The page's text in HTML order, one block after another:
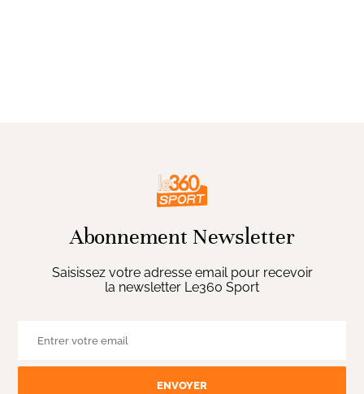
Abonnement Newsletter
Saisissez votre adresse email pour recevoir
la newsletter Le360 Sport
ENVOYER